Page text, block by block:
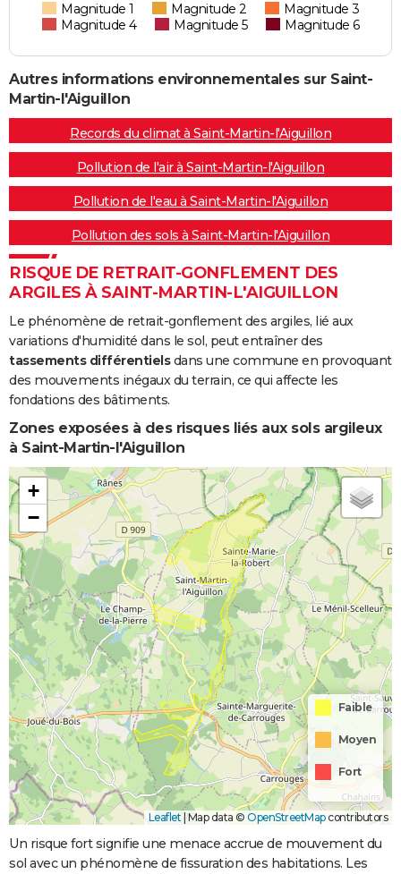
Magnitude 1 Magnitude 2
Magnitude 3
Magnitude 4
Magnitude 5 Magnitude 6
Autres informations environnementales sur Saint-
Martin-l'Aiguillon
Records du climat à Saint-Martin-l'Aiguillon
Pollution de l'air à Saint-Martin-l'Aiguillon
Pollution de l'eau à Saint-Martin-l'Aiguillon
Pollution des sols à Saint-Martin-l'Aiguillon
RISQUE DE RETRAIT-GONFLEMENT DES
ARGILES À SAINT-MARTIN-L'AIGUILLON
Le phénomène de retrait-gonflement des argiles, lié aux
variations d'humidité dans le sol, peut entraîner des
tassements différentielsdans une commune en provoquant
des mouvements inégaux du terrain, ce qui affecte les
fondations des bâtiments.
Zones exposées à des risques liés aux sols argileux
à Saint-Martin-l'Aiguillon
+
−
Faible
Moyen
Fort
Leaflet Map data © OpenStreetMapcontributors
Un risque fort signifie une menace accrue de mouvement du
sol avec un phénomène de fissuration des habitations. Les